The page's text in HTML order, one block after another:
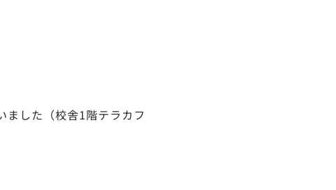
ました（校舎1階テラカフ